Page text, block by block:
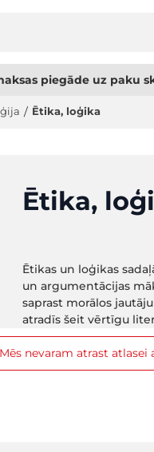
piegāde uz paku
/ Ētika, loģika
Ētika,
Ētikas un loģikas
un argumentācijas
saprast morālos
atradīs šeit vērtīgu
Mēs nevaram atrast